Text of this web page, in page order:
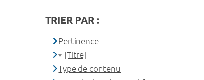
TRIER PAR :
Pertinence
[Titre]
Type de contenu